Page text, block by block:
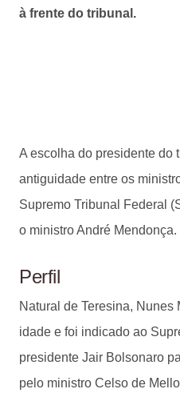
à frente do tribunal.
A escolha do presidente do
antiguidade entre os
Supremo Tribunal Federal
o ministro André Mendonça.
Perfil
Natural de Teresina, Nunes
idade e foi indicado ao
presidente Jair Bolsonaro
pelo ministro Celso de